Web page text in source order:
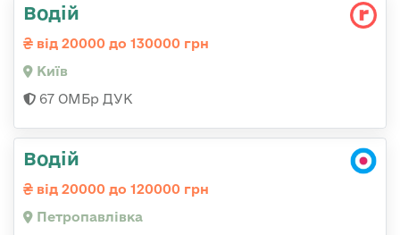
Водій
від 20000 до 130000 грн
Київ
67 ОМБр ДУК
Водій
від 20000 до 120000 грн
Петропавлівка